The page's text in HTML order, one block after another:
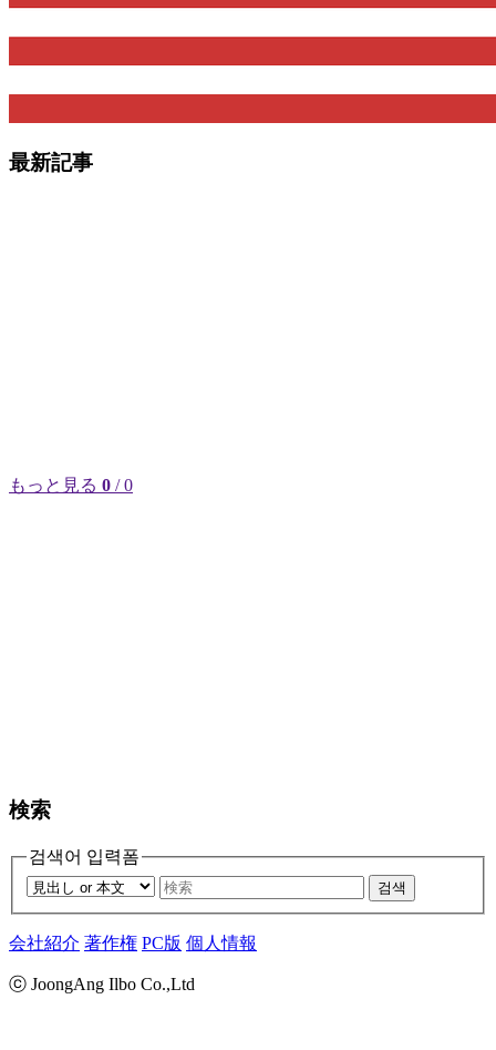
最新記事
もっと見る 0 / 0
検索
검색어 입력폼
검색
会社紹介 著作権 PC版 個人情報
ⓒ JoongAng Ilbo Co.,Ltd